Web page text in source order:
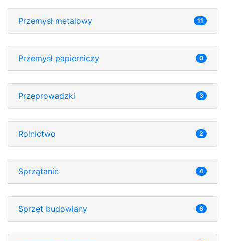
Przemysł metalowy 11
Przemysł papierniczy 0
Przeprowadzki 3
Rolnictwo 2
Sprzątanie 4
Sprzęt budowlany 6